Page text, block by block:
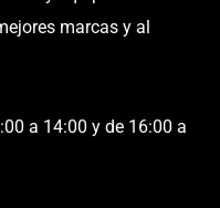
marcas y al
a 14:00 y de 16:00 a